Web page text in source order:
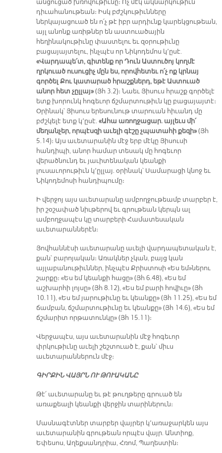
անցուցած խռովութիւնը։ Ոչ մէկ ակնարկութիւն
դիւահանութեան։ Իսկ բժշկութիւնները
ներկայացուած են ո՛չ թէ իբր արդիւնք կարեկցութեան,
այլ անոնք առիթներ են աստուածային
հեղինակութիւնը փաստելու եւ զօրութիւնը
բացայայտելու, ինչպէս որ Նիկոդեմոս կ՚ըսէ.
«Վարդապե՛տ, գիտենք որ Դուն Աստուծոյ կողմէ
ղրկուած ուսուցիչ մըն ես, որովհետեւ ո՛չ ոք կրնայ
գործել Քու կատարած հրաշքներդ, եթէ Աստուած
անոր հետ չըլլայ»(Յհ 3.2)։ Նաեւ Յիսուս հրաշք գործելէ
ետք խորունկ հոգեւոր ճշմարտութիւն կը բացայայտէ։
Օրինակ՝ Յիսուս երեսունութ տարուան հիւանդ մը
բժշկելէ ետք կ՚ըսէ. «Ահա առողջացար. այլեւս մի՛
մեղանչեր, որպէսզի աւելի գէշը չպատահի քեզի»(Յհ
5.14)։ Այս աւետարանին մէջ երբ մէկը Յիսուսի
հանդիպի, անոր համար տեսակ մը հոգեւոր
վերածնունդ եւ յաւիտենական կեանքի
լուսաւորութիւն կ՚ըլլայ. օրինակ՝ Սամարացի կնոջ եւ
Նիկոդեմոսի հանդիպումը։
Ի վերջոյ այս աւետարանը ամբողջութեամբ տարբեր է,
իր շօշափած նիւթերով եւ գրութեան կերպն ալ
ամբողջապէս կը տարբերի Համատեսական
աւետարաններէն։
Յովհաննէսի աւետարանը աւելի վարդապետական է,
քան՝ բարոյական։ Առակներ չկան, բայց կան
այլաբանութիւններ, ինչպէս Քրիստոսի «Ես եմ»ներու
շարքը։ «Ես եմ կեանքի հացը» (Յհ 6.48), «Ես եմ
աշխարհի լոյսը» (Յհ 8.12), «Ես եմ բարի հովիւը» (Յհ
10.11), «Ես եմ յարութիւնը եւ կեանքը» (Յհ 11.25), «Ես եմ
ճամբան, ճշմարտութիւնը եւ կեանքը» (Յհ 14.6), «Ես եմ
ճշմարիտ որթատունկը» (Յհ 15.11)։
Վերջապէս, այս աւետարանին մէջ հոգեւոր
փրկութիւնը աւելի շեշտուած է, քան՝ միւս
աւետարաններուն մէջ։
ԳԻՐՔԻՆ ՎԱՅՐՆ ՈՒ ԹՈՒԱԿԱՆԸ
Թէ՛ աւետարանը եւ թէ թուղթերը գրուած են
առաքեալի կեանքի վերջին տարիներուն։
Մասնագէտներ տարբեր վայրեր կ՚առաջարկեն այս
աւետարանին գրութեան որպէս վայր. Անտիոք,
Եփեսոս, Աղեքսանդրիա, Հռոմ, Պաղեստին։